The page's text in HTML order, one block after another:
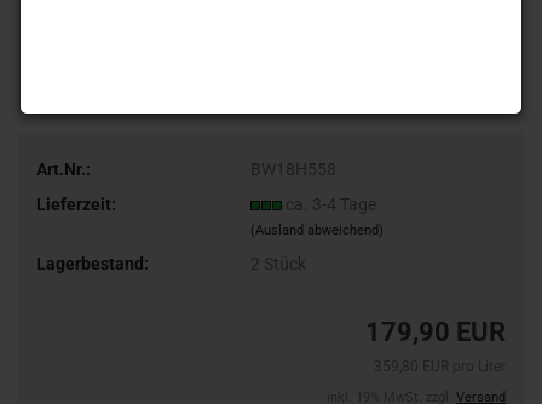
Art.Nr.:
BW18H558
Lieferzeit:
ca. 3-4 Tage
(Ausland abweichend)
Lagerbestand: 2 Stück
179,90 EUR
Versand